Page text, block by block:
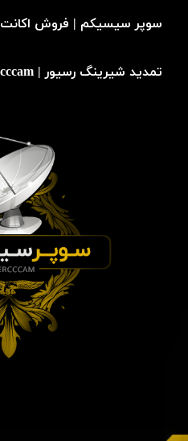
سوپر سیسیکم | فروش
تمدید شیرینگ رسیور | cccam